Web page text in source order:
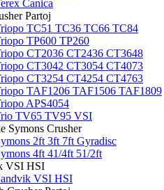
Canica
Partoj
TC51 TC36 TC66 TC84
TP600 TP260
CT2036 CT2436 CT3648
CT3042 CT3054 CT4073
CT3254 CT4254 CT4763
TAF1206 TAF1506 TAF1809
APS4054
TV65 TV95 VSI
Symons Crusher
2ft 3ft 7ft Gyradisc
4ft 41/4ft 51/2ft
VSI HSI
VSI HSI